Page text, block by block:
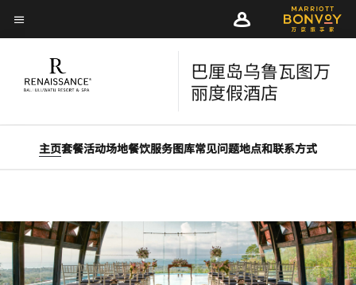
Skip
to
content
菜单文本
巴厘岛乌鲁瓦图万
丽度假酒店
主页套餐活动场地餐饮服务图库常见问题地点和联系方式